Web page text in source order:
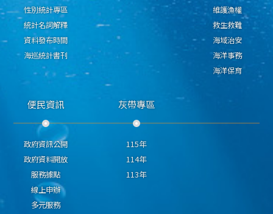
性別統計專區
統計名詞解釋
資料發布時間
海巡統計書刊
維護漁權
救生救難
海域治安
海洋事務
海洋保育
便民資訊
政府資訊公開
政府資料開放
服務據點
線上申辦
多元服務
灰帶專區
115年
114年
113年